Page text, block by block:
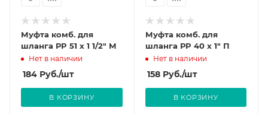
Муфта комб. для
шланга РP 51 х 1 1/2" М
Нет в наличии
184 Руб./шт
В КОРЗИНУ
Муфта комб. для
шланга РP 40 х 1" П
Нет в наличии
158Руб./шт
В КОРЗИНУ